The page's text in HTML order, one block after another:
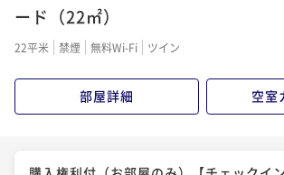
ード（22㎡）
22平米 禁煙 無料Wi-Fi ツイン
部屋詳細 空室